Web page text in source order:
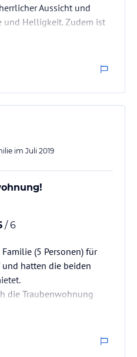
Aussicht und
und Helligkeit. Zudem ist
und täglich frisches
freundlichen Familie
Sogar unsere
Weiterreise waschen.
wärmstens
im Juli 2019
/ 6
(5 Personen) für
hatten die beiden
die Traubenwohnung
wirklich wunderschön
von den Weinreben